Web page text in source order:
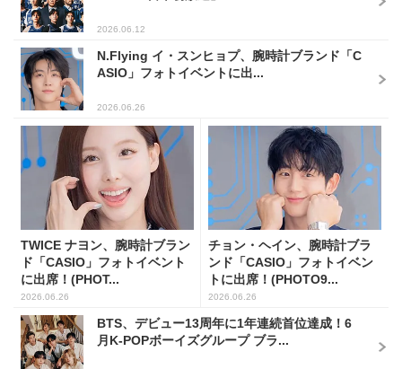
2026.06.12
N.Flying イ・スンヒョプ、腕時計ブランド「C
ASIO」フォトイベントに出...
2026.06.26
TWICE ナヨン、腕時計ブラン
ド「CASIO」フォトイベント
に出席！(PHOT...
2026.06.26
チョン・ヘイン、腕時計ブラ
ンド「CASIO」フォトイベン
トに出席！(PHOTO9...
2026.06.26
BTS、デビュー13周年に1年連続首位達成！6
月K-POPボーイズグループ ブラ...